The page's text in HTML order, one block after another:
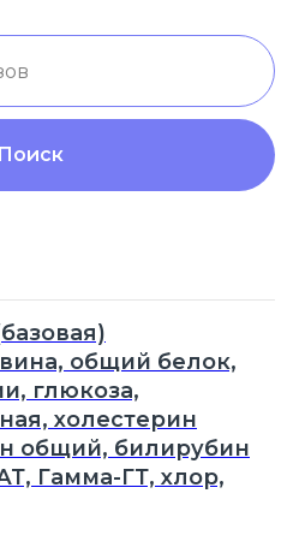
Поиск
общий белок,
глюкоза,
холестерин
общий, билирубин
Гамма-ГТ, хлор,